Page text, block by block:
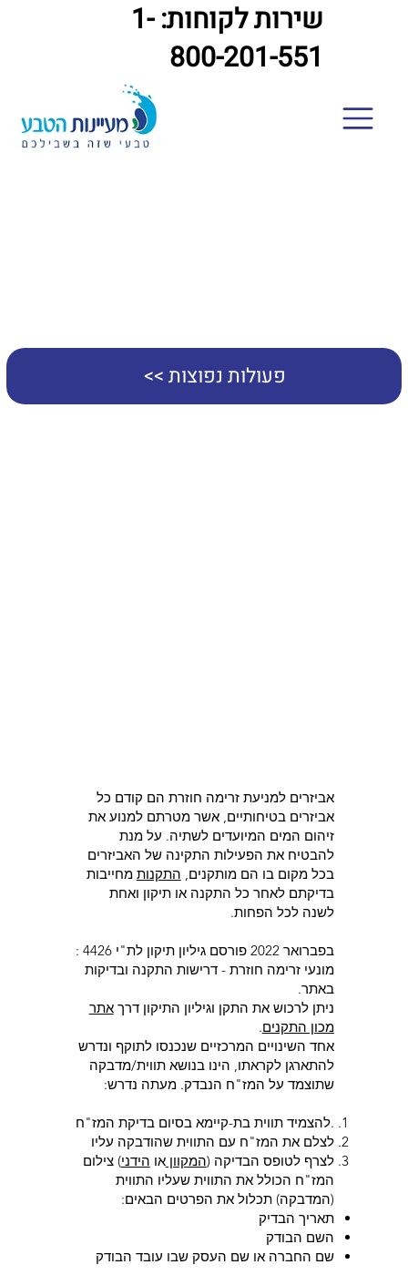
שירות לקוחות: 1-
800-201-551
פעולות נפוצות >>
אביזרים למניעת זרימה חוזרת הם קודם כל
אביזרים בטיחותיים, אשר מטרתם למנוע את
זיהום המים המיועדים לשתיה. על מנת
להבטיח את הפעילות התקינה של האביזרים
בכל מקום בו הם מותקנים, התקנות מחייבות
בדיקתם לאחר כל התקנה או תיקון ואחת
לשנה לכל הפחות.
בפברואר 2022 פורסם גיליון תיקון לת"י 4426 :
מונעי זרימה חוזרת - דרישות התקנה ובדיקות
באתר.
ניתן לרכוש את התקן וגיליון התיקון דרךאתר
מכון התקנים.
אחד השינויים המרכזיים שנכנסו לתוקף ונדרש
להתארגן לקראתו, הינו בנושא תווית/מדבקה
שתוצמד על המז"ח הנבדק. מעתה נדרש:
.להצמיד תווית בת-קיימא בסיום בדיקת המז"ח
לצלם את המז"ח עם התווית שהודבקה עליו
לצרף לטופס הבדיקה (המקווןאו הידני) צילום
המז"ח הכולל את התווית שעליו התווית
(המדבקה) תכלול את הפרטים הבאים:
תאריך הבדיק
השם הבודק
שם החברה או שם העסק שבו עובד הבודק